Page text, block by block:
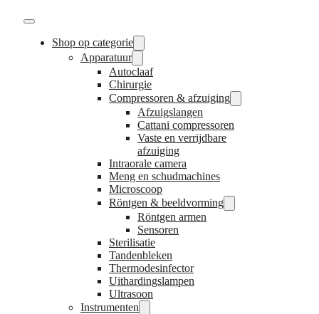
Shop op categorie
Apparatuur
Autoclaaf
Chirurgie
Compressoren & afzuiging
Afzuigslangen
Cattani compressoren
Vaste en verrijdbare
afzuiging
Intraorale camera
Meng en schudmachines
Microscoop
Röntgen & beeldvorming
Röntgen armen
Sensoren
Sterilisatie
Tandenbleken
Thermodesinfector
Uithardingslampen
Ultrasoon
Instrumenten